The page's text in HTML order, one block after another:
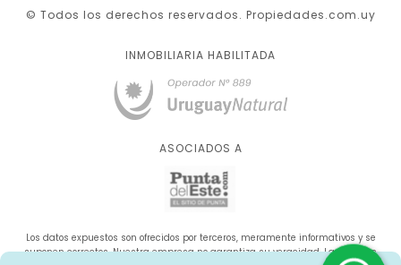
© Todos los derechos reservados. Propiedades.com.uy
INMOBILIARIA HABILITADA
ASOCIADOS A
Los datos expuestos son ofrecidos por terceros, meramente informativos y se
suponen correctos. Nuestra empresa no garantiza su veracidad. La oferta se